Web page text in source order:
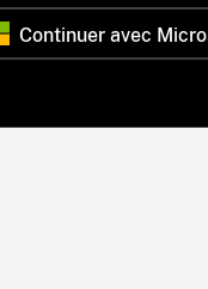
Continuer avec